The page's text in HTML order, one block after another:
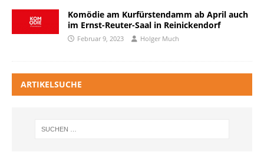
Komödie am Kurfürstendamm ab April auch
im Ernst-Reuter-Saal in Reinickendorf
Februar 9, 2023 Holger Much
ARTIKELSUCHE